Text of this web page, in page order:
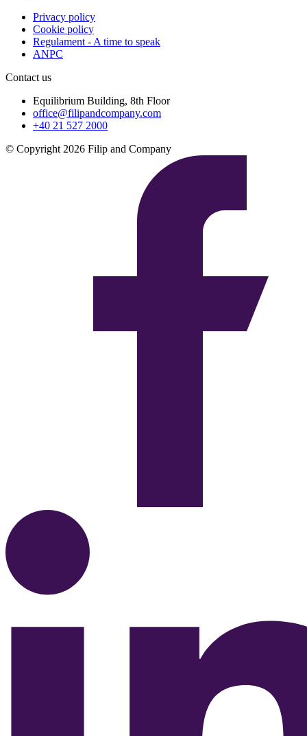
Privacy policy
Cookie policy
Regulament - A time to speak
ANPC
Contact us
Equilibrium Building, 8th Floor
office@filipandcompany.com
+40 21 527 2000
© Copyright 2026 Filip and Company